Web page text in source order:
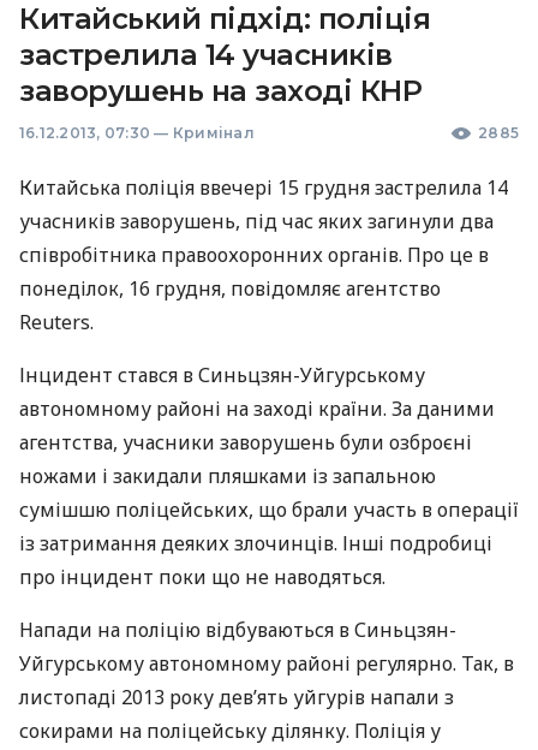
Китайський підхід: поліція
застрелила 14 учасників
заворушень на заході КНР
16.12.2013, 07:30 — Кримінал 2885
Китайська поліція ввечері 15 грудня застрелила 14
учасників заворушень, під час яких загинули два
співробітника правоохоронних органів. Про це в
понеділок, 16 грудня, повідомляє агентство
Reuters.
Інцидент стався в Синьцзян-Уйгурському
автономному районі на заході країни. За даними
агентства, учасники заворушень були озброєні
ножами і закидали пляшками із запальною
сумішшю поліцейських, що брали участь в операції
із затримання деяких злочинців. Інші подробиці
про інцидент поки що не наводяться.
Напади на поліцію відбуваються в Синьцзян-
Уйгурському автономному районі регулярно. Так, в
листопаді 2013 року дев’ять уйгурів напали з
сокирами на поліцейську ділянку. Поліція у